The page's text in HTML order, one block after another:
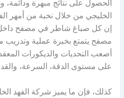
الحصول على نتائج مبهرة ودائمة،
الخليجي من خلال نخبة من أمهر
إن كل صباغ شاطر في مصفح
مصفح يتمتع بخبرة عملية وتدريب
أصعب التحديات والديكورات
على مستوى الدقة، السرعة،
كذلك، فإن ما يميز شركة الفهد